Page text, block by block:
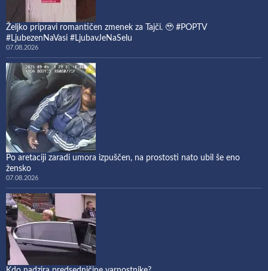
Željko pripravi romantičen zmenek za Tajči. 🥹 #POPTV
#LjubezenNaVasi #LjubavJeNaSelu
07.08.2026
Po aretaciji zaradi umora izpuščen, na prostosti nato ubil še eno
žensko
07.08.2026